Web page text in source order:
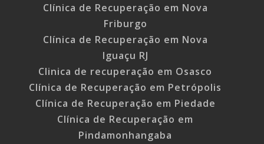
Clínica de Recuperação em Nova
Friburgo
Clínica de Recuperação em Nova
Iguaçu RJ
Clinica de recuperação em Osasco
Clínica de Recuperação em Petrópolis
Clínica de Recuperação em Piedade
Clínica de Recuperação em
Pindamonhangaba